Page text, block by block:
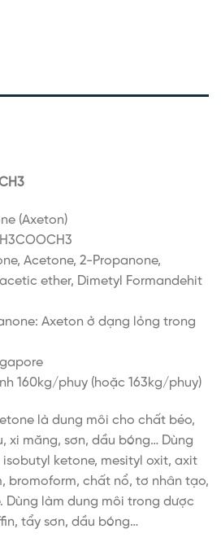
(Axeton)
Acetone, 2-Propanone,
ether, Dimetyl Formandehit
Axeton ở dạng lỏng trong
160kg/phuy (hoặc 163kg/phuy)
là dung môi cho chất béo,
xi măng, sơn, dầu bóng… Dùng
ketone, mesityl oxit, axit
bromoform, chất nổ, tơ nhân tạo,
Dùng làm dung môi trong dược
tẩy sơn, dầu bóng…